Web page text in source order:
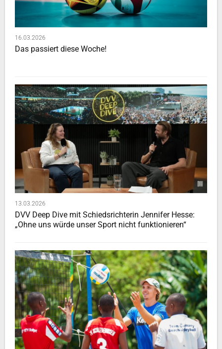
16.03.2026
Das passiert diese Woche!
13.03.2026
DVV Deep Dive mit Schiedsrichterin Jennifer Hesse:
„Ohne uns würde unser Sport nicht funktionieren“